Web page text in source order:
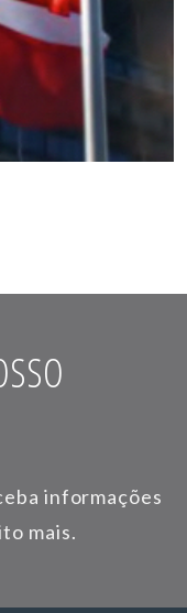
informações
mais.